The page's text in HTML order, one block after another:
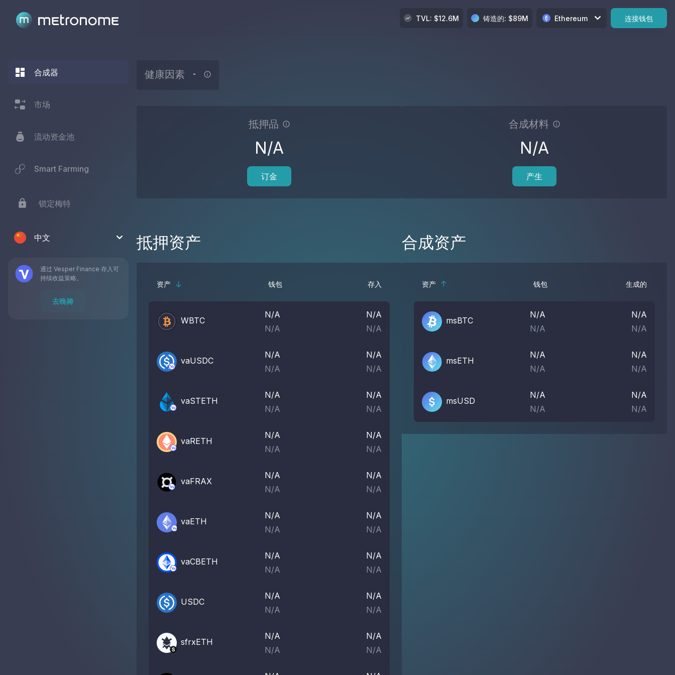
合成器
市场
流动资金池
Smart Farming
锁定梅特
中文
通过 Vesper Finance 存入可
持续收益策略。
去晚祷
TVL: $12.6M 铸造的: $89M Ethereum 连接钱包
健康因素 -
抵押品
N/A
订金
合成材料
N/A
产生
抵押资产
资产 钱包 存入
WBTC
N/A
N/A
N/A
N/A
vaUSDC
N/A
N/A
N/A
N/A
vaSTETH
N/A
N/A
N/A
N/A
vaRETH
N/A
N/A
N/A
N/A
vaFRAX
N/A
N/A
N/A
N/A
vaETH
N/A
N/A
N/A
N/A
vaCBETH
N/A
N/A
N/A
N/A
USDC
N/A
N/A
N/A
N/A
sfrxETH
N/A
N/A
N/A
N/A
合成资产
资产 钱包 生成的
msBTC
N/A
N/A
N/A
N/A
msETH
N/A
N/A
N/A
N/A
msUSD
N/A
N/A
N/A
N/A